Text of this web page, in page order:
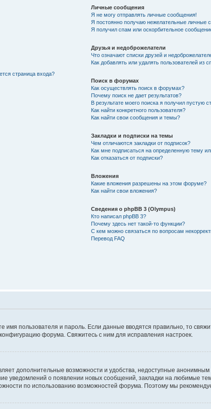
страница входа?
Личные сообщения
Я не могу отправлять личные сообщения!
Я постоянно получаю нежелательные личные
Я получил спам или оскорбительное
Друзья и недоброжелатели
Что означают списки друзей и
Как добавлять или удалять пользователей из
Поиск в форумах
Как осуществлять поиск в форумах?
Почему поиск не дает результатов?
В результате моего поиска я получил пустую
Как найти конкретного пользователя?
Как найти свои сообщения и темы?
Закладки и подписки на темы
Чем отличаются закладки от подписок?
Как мне подписаться на определенную тему
Как отказаться от подписки?
Вложения
Какие вложения разрешены на этом форуме?
Как найти свои вложения?
Сведения о phpBB 3 (Olympus)
Кто написал phpBB 3?
Почему здесь нет такой-то функции?
С кем можно связаться по вопросам
Перевод FAQ
имя пользователя и пароль. Если данные вводятся правильно, то
форума. Свяжитесь с ним для исправления настроек.
дополнительные возможности и удобства, недоступные
уведомлений о появлении новых сообщений, закладки на любимые
по использованию возможностей форума. Поэтому мы